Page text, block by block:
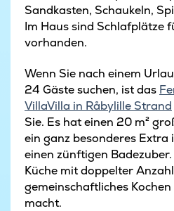
Sandkasten, Schaukeln,
Im Haus sind Schlafplätze
vorhanden.
Wenn Sie nach einem
24 Gäste suchen, ist das
VillaVilla in Råbylille Strand
Sie. Es hat einen 20 m²
ein ganz besonderes Extra
einen zünftigen
Küche mit doppelter
gemeinschaftliches
macht.